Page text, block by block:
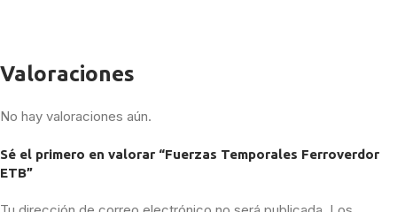
Valoraciones
No hay valoraciones aún.
Sé el primero en valorar “Fuerzas Temporales Ferroverdor
ETB”